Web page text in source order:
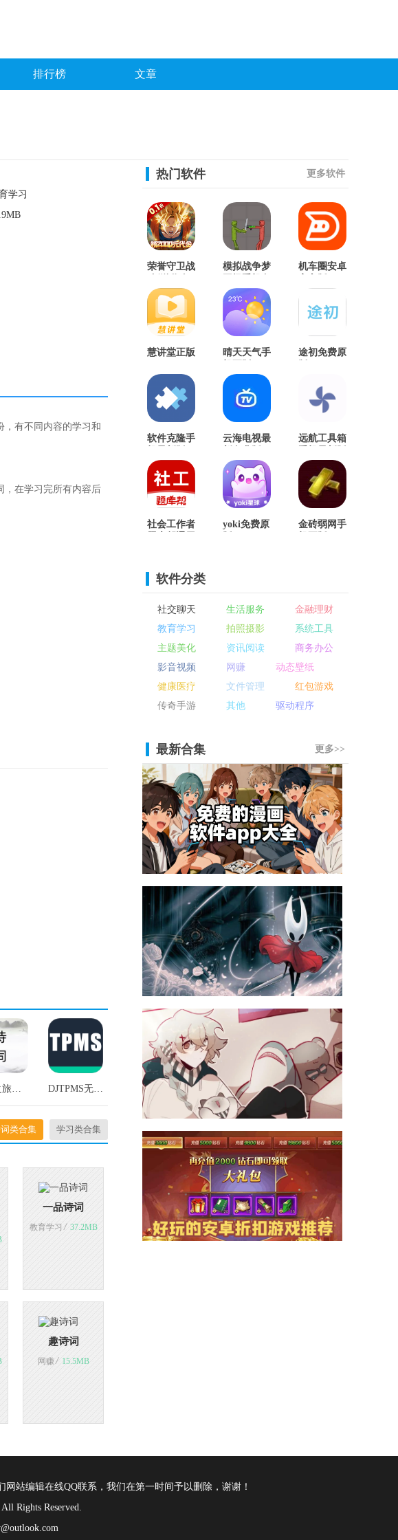
排行榜 文章
学习
有不同内容的学习和
，在学习完所有内容后
诗词之旅原版 DJTPMS无广告版
类合集 学习类合集
一品诗词
教育学习 / 37.2MB
趣诗词
网赚/ 15.5MB
热门软件 更多软件
荣誉守卫战
券)安卓官
方版
模拟战争梦
费版
机车圈安卓
慧讲堂正版
晴天天气手
途初免费原
软件克隆手
云海电视最
远航工具箱
社会工作者
yoki免费原
金砖弱网手
软件分类
社交聊天 生活服务
金融理财
教育学习
拍照摄影
系统工具
主题美化
资讯阅读
商务办公
影音视频
网赚
动态壁纸
健康医疗
文件管理
红包游戏
传奇手游
其他 驱动程序
最新合集 更多>>
站编辑在线QQ联系，我们在第一时间予以删除，谢谢！
Rights Reserved.